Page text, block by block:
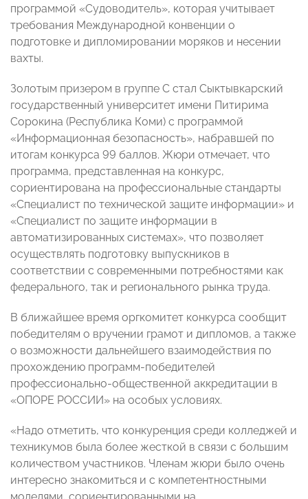
программой «Судоводитель», которая учитывает
требования Международной конвенции о
подготовке и дипломировании моряков и несении
вахты.
Золотым призером в группе С стал Сыктывкарский
государственный университет имени Питирима
Сорокина (Республика Коми) с программой
«Информационная безопасность», набравшей по
итогам конкурса 99 баллов. Жюри отмечает, что
программа, представленная на конкурс,
сориентирована на профессиональные стандарты
«Специалист по технической защите информации» и
«Специалист по защите информации в
автоматизированных системах», что позволяет
осуществлять подготовку выпускников в
соответствии с современными потребностями как
федерального, так и регионального рынка труда.
В ближайшее время оргкомитет конкурса сообщит
победителям о вручении грамот и дипломов, а также
о возможности дальнейшего взаимодействия по
прохождению программ-победителей
профессионально-общественной аккредитации в
«ОПОРЕ РОССИИ» на особых условиях.
«Надо отметить, что конкуренция среди колледжей и
техникумов была более жесткой в связи с большим
количеством участников. Членам жюри было очень
интересно знакомиться и с компетентностными